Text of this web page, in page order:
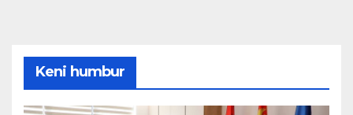
Keni humbur